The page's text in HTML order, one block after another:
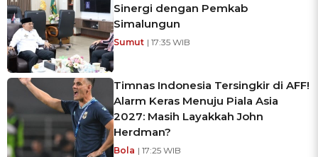
Sinergi dengan Pemkab
Simalungun
Sumut | 17:35 WIB
Timnas Indonesia Tersingkir di AFF!
Alarm Keras Menuju Piala Asia
2027: Masih Layakkah John
Herdman?
Bola | 17:25 WIB